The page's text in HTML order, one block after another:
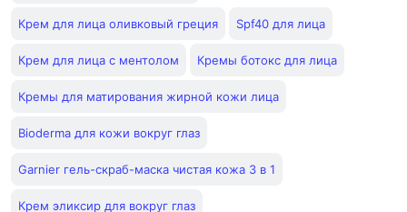
Крем для лица оливковый греция Spf40 для лица
Крем для лица с ментолом Кремы ботокс для лица
Кремы для матирования жирной кожи лица
Bioderma для кожи вокруг глаз
Garnier гель-скраб-маска чистая кожа 3 в 1
Крем эликсир для вокруг глаз